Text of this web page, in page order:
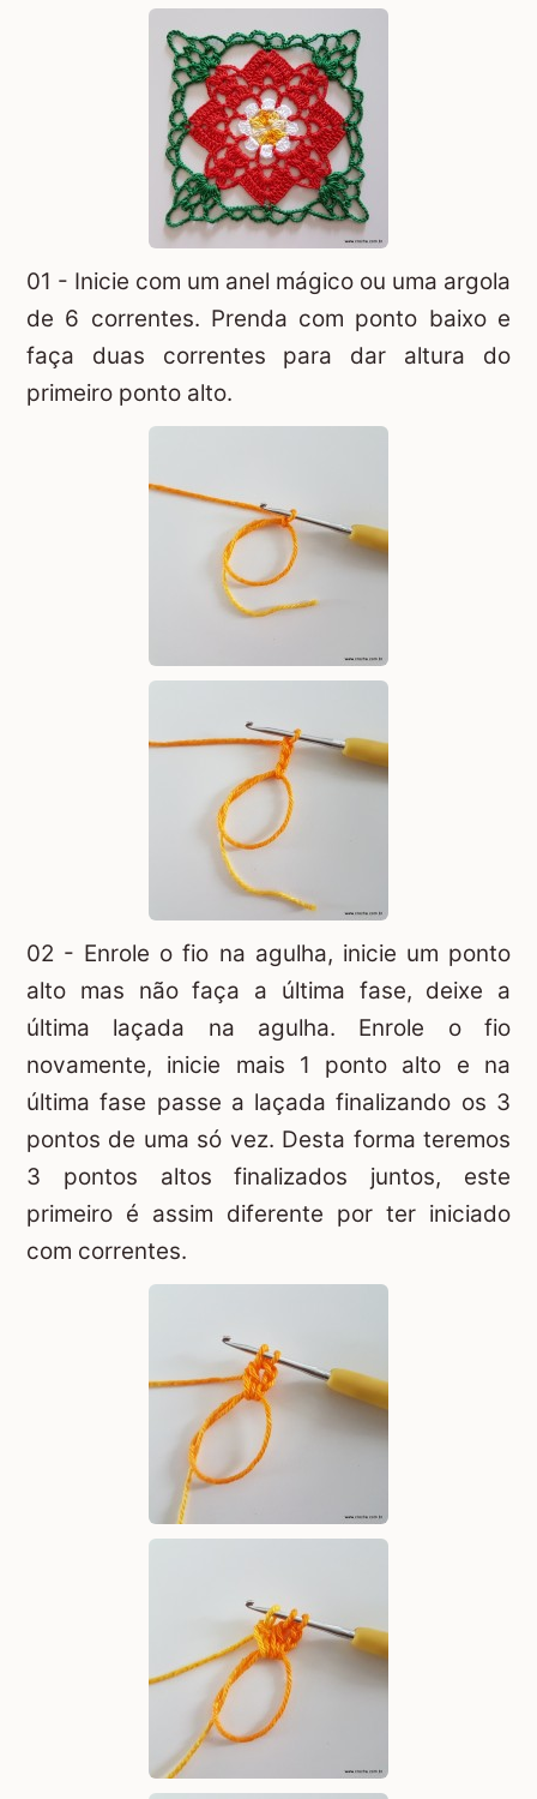
01 - Inicie com um anel mágico ou uma argola
de 6 correntes. Prenda com ponto baixo e
faça duas correntes para dar altura do
primeiro ponto alto.
02 - Enrole o fio na agulha, inicie um ponto
alto mas não faça a última fase, deixe a
última laçada na agulha. Enrole o fio
novamente, inicie mais 1 ponto alto e na
última fase passe a laçada finalizando os 3
pontos de uma só vez. Desta forma teremos
3 pontos altos finalizados juntos, este
primeiro é assim diferente por ter iniciado
com correntes.